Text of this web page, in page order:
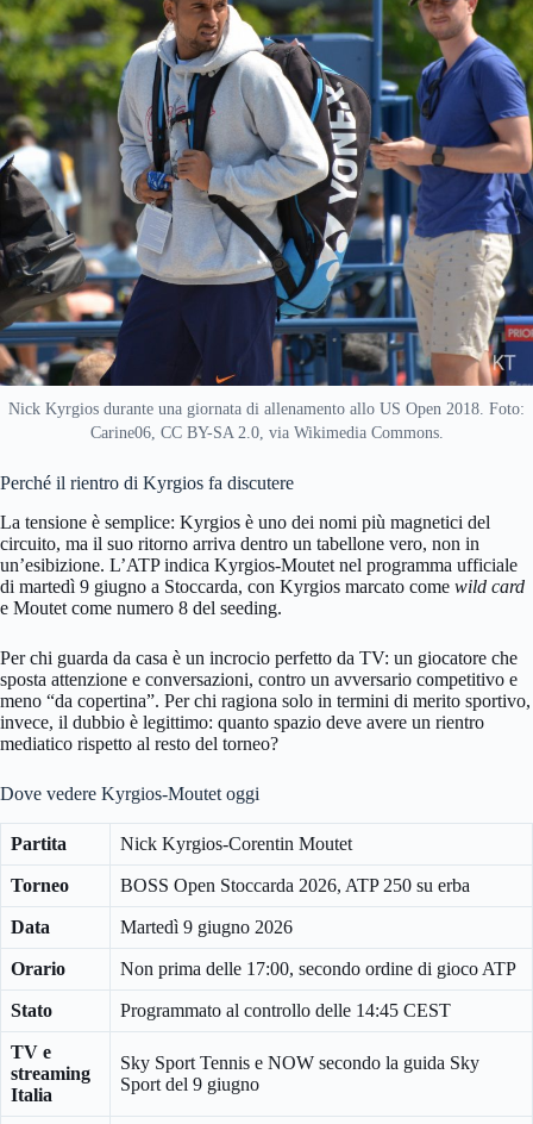
Nick Kyrgios durante una giornata di allenamento allo US Open 2018. Foto:
Carine06, CC BY-SA 2.0, via Wikimedia Commons.
Perché il rientro di Kyrgios fa discutere
La tensione è semplice: Kyrgios è uno dei nomi più magnetici del
circuito, ma il suo ritorno arriva dentro un tabellone vero, non in
un’esibizione. L’ATP indica Kyrgios-Moutet nel programma ufficiale
di martedì 9 giugno a Stoccarda, con Kyrgios marcato come wild card
e Moutet come numero 8 del seeding.
Per chi guarda da casa è un incrocio perfetto da TV: un giocatore che
sposta attenzione e conversazioni, contro un avversario competitivo e
meno “da copertina”. Per chi ragiona solo in termini di merito sportivo,
invece, il dubbio è legittimo: quanto spazio deve avere un rientro
mediatico rispetto al resto del torneo?
Dove vedere Kyrgios-Moutet oggi
Partita Nick Kyrgios-Corentin Moutet
Torneo BOSS Open Stoccarda 2026, ATP 250 su erba
Data Martedì 9 giugno 2026
Orario Non prima delle 17:00, secondo ordine di gioco ATP
Stato Programmato al controllo delle 14:45 CEST
TV e
streaming
Italia
Sky Sport Tennis e NOW secondo la guida Sky
Sport del 9 giugno